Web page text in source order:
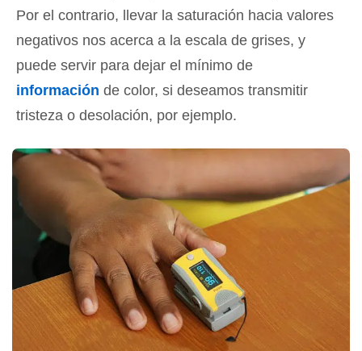
Por el contrario, llevar la saturación hacia valores
negativos nos acerca a la escala de grises, y
puede servir para dejar el mínimo de
información de color, si deseamos transmitir
tristeza o desolación, por ejemplo.